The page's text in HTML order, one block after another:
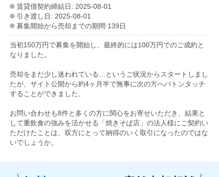
賃貸借契約締結日: 2025-08-01
引き渡し日: 2025-08-01
募集開始から売却までの期間:139日
当初150万円で募集を開始し、最終的には100万円でのご成約と
なりました。
売却をまだ少し迷われている…というご状況からスタートしまし
たが、サイト公開から約4ヶ月半で無事に次の方へバトンタッチ
することができました。
お問い合わせも8件と多くの方に関心をお寄せいただき、結果と
して重飲食の強みを活かせる「焼きそば店」の法人様にご契約い
ただけたことは、双方にとって納得のいく取引になったのではな
いでしょうか。